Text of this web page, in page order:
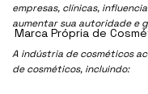
empresas, clínicas,
aumentar sua autoridade e
A indústria de cosméticos
de cosméticos, incluindo:
Marca Própria de